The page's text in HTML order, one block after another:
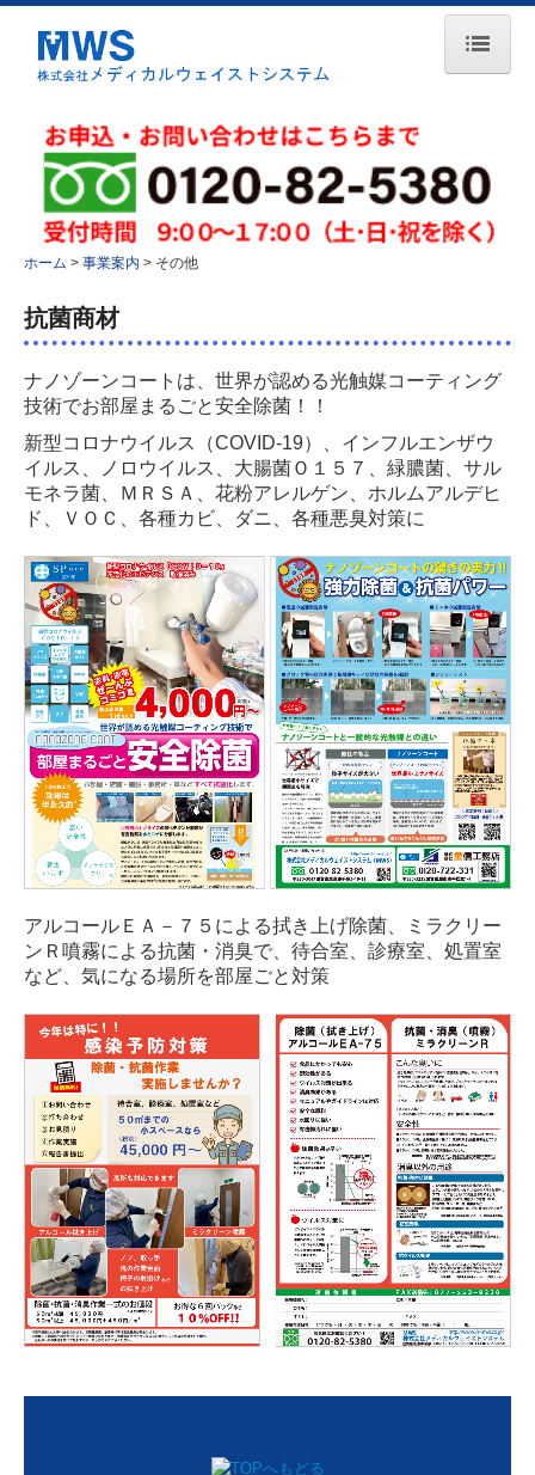
会社案内
理念・方針
会社概要
アクセス
許可一覧
表彰
事業案内
医療廃棄物
産業廃棄物
機密処理
試薬・薬品
太陽光パネル
蛍光灯
電池
容器販売
その他
運搬車両
SDGsへの取り組み
環境方針
運輸安全マネジメント
お問い合わせ・お見積り
お問い合わせ
見積り依頼
ホーム 事業案内 その他
抗菌商材
ナノゾーンコートは、世界が認める光触媒コーティング
技術でお部屋まるごと安全除菌！！
新型コロナウイルス（COVID-19）、インフルエンザウ
イルス、ノロウイルス、大腸菌Ｏ１５７、緑膿菌、サル
モネラ菌、ＭＲＳＡ、花粉アレルゲン、ホルムアルデヒ
ド、ＶＯＣ、各種カビ、ダニ、各種悪臭対策に
アルコールＥＡ－７５による拭き上げ除菌、ミラクリー
ンＲ噴霧による抗菌・消臭で、待合室、診療室、処置室
など、気になる場所を部屋ごと対策